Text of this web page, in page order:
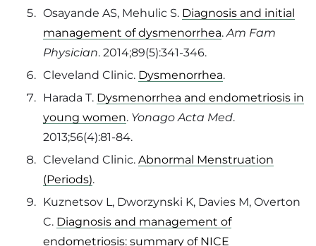
Osayande AS, Mehulic S. Diagnosis and initial
management of dysmenorrhea.Am Fam
Physician. 2014;89(5):341-346.
Cleveland Clinic. Dysmenorrhea.
Harada T. Dysmenorrhea and endometriosis in
young women. Yonago Acta Med.
2013;56(4):81-84.
Cleveland Clinic. Abnormal Menstruation
(Periods).
Kuznetsov L, Dworzynski K, Davies M, Overton
C. Diagnosis and management of
endometriosis: summary of NICE